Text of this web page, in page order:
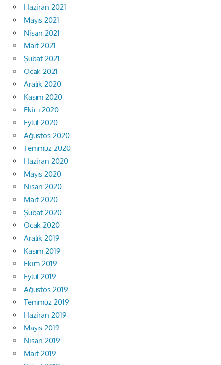
Haziran 2021
Mayıs 2021
Nisan 2021
Mart 2021
Şubat 2021
Ocak 2021
Aralık 2020
Kasım 2020
Ekim 2020
Eylül 2020
Ağustos 2020
Temmuz 2020
Haziran 2020
Mayıs 2020
Nisan 2020
Mart 2020
Şubat 2020
Ocak 2020
Aralık 2019
Kasım 2019
Ekim 2019
Eylül 2019
Ağustos 2019
Temmuz 2019
Haziran 2019
Mayıs 2019
Nisan 2019
Mart 2019